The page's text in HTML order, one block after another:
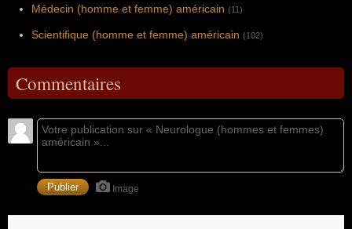
Médecin (homme et femme) américain (11)
Scientifique (homme et femme) américain (102)
Commentaires
Image